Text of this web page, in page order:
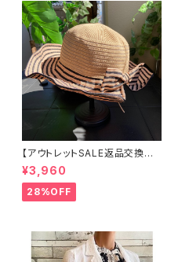
【アウトレットSALE返品交換不
可8/20まで】つば広サマーハッ
ト・通気性・軽量 ワイヤー入りハ
ット ボーダー＆BIGリボン・女優
帽 UV/紫外線対策 レディースハ
¥3,960
28%OFF